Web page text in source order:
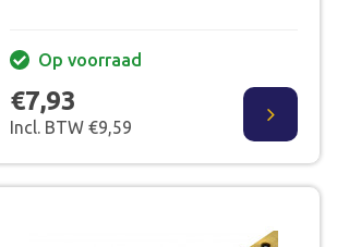
Op voorraad
€7,93
Incl. BTW €9,59